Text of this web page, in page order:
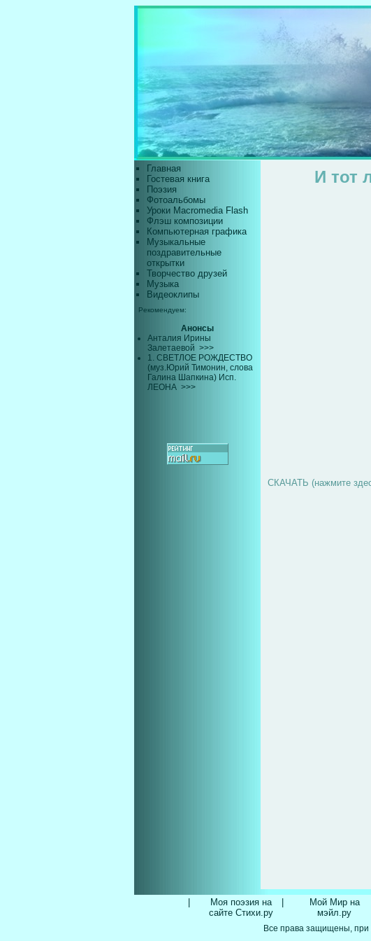
Главная
Гостевая книга
Поэзия
Фотоальбомы
Уроки Macromedia Flash
Флэш композиции
Компьютерная графика
Музыкальные
поздравительные
открытки
Творчество друзей
Музыка
Видеоклипы
Рекомендуем:
Анонсы
Анталия Ирины
Залетаевой >>>
1. СВЕТЛОЕ РОЖДЕСТВО
(муз.Юрий Тимонин, слова
Галина Шапкина) Исп.
ЛЕОНА >>>
И тот
СКАЧАТЬ (нажмите
Моя поэзия на
сайте Стихи.ру
Мой Мир на
мэйл.ру
Все права защищены, при